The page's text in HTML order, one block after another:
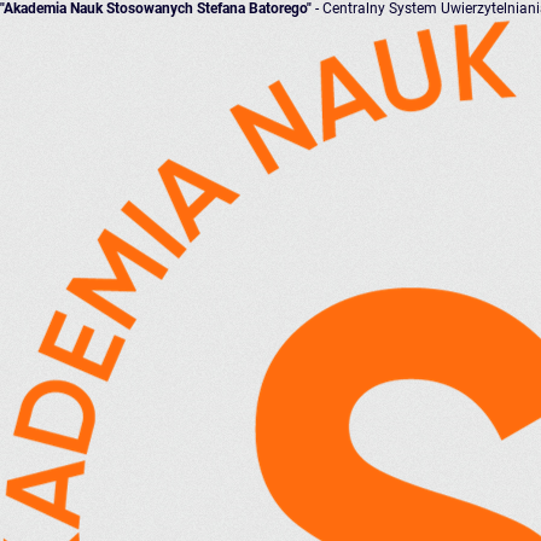
"Akademia Nauk Stosowanych Stefana Batorego" - Centralny System